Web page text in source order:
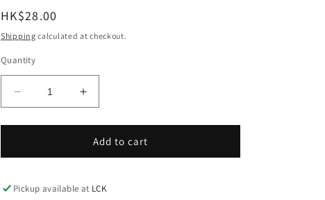
Regular
price
HK$28.00
Shipping calculated at checkout.
Quantity
Decrease
quantity
for
豆
(300g)
Increase
quantity
for
冰
豆
(300g)
Add to cart
Pickup available at LCK